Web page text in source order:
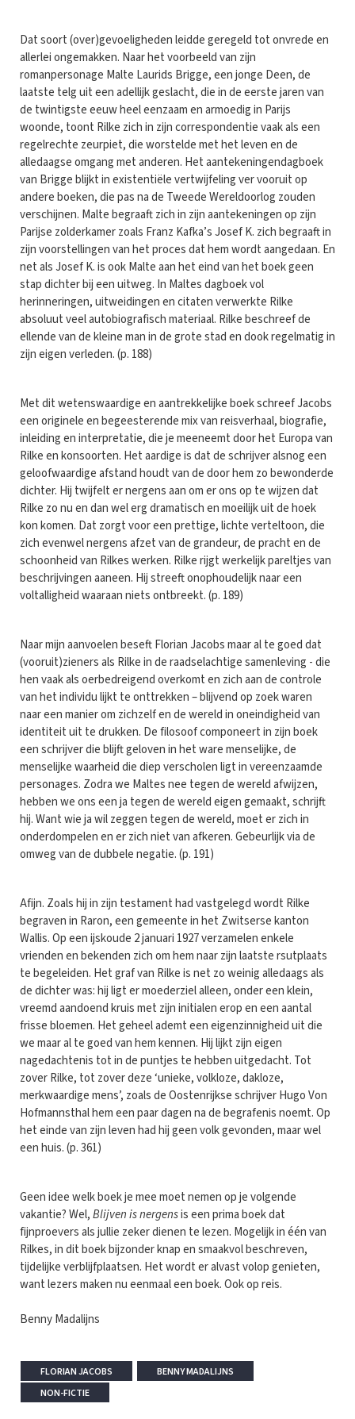
Dat soort (over)gevoeligheden leidde geregeld tot onvrede en
allerlei ongemakken. Naar het voorbeeld van zijn
romanpersonage Malte Laurids Brigge, een jonge Deen, de
laatste telg uit een adellijk geslacht, die in de eerste jaren van
de twintigste eeuw heel eenzaam en armoedig in Parijs
woonde, toont Rilke zich in zijn correspondentie vaak als een
regelrechte zeurpiet, die worstelde met het leven en de
alledaagse omgang met anderen. Het aantekeningendagboek
van Brigge blijkt in existentiële vertwijfeling ver vooruit op
andere boeken, die pas na de Tweede Wereldoorlog zouden
verschijnen. Malte begraaft zich in zijn aantekeningen op zijn
Parijse zolderkamer zoals Franz Kafka’s Josef K. zich begraaft in
zijn voorstellingen van het proces dat hem wordt aangedaan. En
net als Josef K. is ook Malte aan het eind van het boek geen
stap dichter bij een uitweg. In Maltes dagboek vol
herinneringen, uitweidingen en citaten verwerkte Rilke
absoluut veel autobiografisch materiaal. Rilke beschreef de
ellende van de kleine man in de grote stad en dook regelmatig in
zijn eigen verleden. (p. 188)
Met dit wetenswaardige en aantrekkelijke boek schreef Jacobs
een originele en begeesterende mix van reisverhaal, biografie,
inleiding en interpretatie, die je meeneemt door het Europa van
Rilke en konsoorten. Het aardige is dat de schrijver alsnog een
geloofwaardige afstand houdt van de door hem zo bewonderde
dichter. Hij twijfelt er nergens aan om er ons op te wijzen dat
Rilke zo nu en dan wel erg dramatisch en moeilijk uit de hoek
kon komen. Dat zorgt voor een prettige, lichte verteltoon, die
zich evenwel nergens afzet van de grandeur, de pracht en de
schoonheid van Rilkes werken. Rilke rijgt werkelijk pareltjes van
beschrijvingen aaneen. Hij streeft onophoudelijk naar een
voltalligheid waaraan niets ontbreekt. (p. 189)
Naar mijn aanvoelen beseft Florian Jacobs maar al te goed dat
(vooruit)zieners als Rilke in de raadselachtige samenleving - die
hen vaak als oerbedreigend overkomt en zich aan de controle
van het individu lijkt te onttrekken – blijvend op zoek waren
naar een manier om zichzelf en de wereld in oneindigheid van
identiteit uit te drukken. De filosoof componeert in zijn boek
een schrijver die blijft geloven in het ware menselijke, de
menselijke waarheid die diep verscholen ligt in vereenzaamde
personages. Zodra we Maltes nee tegen de wereld afwijzen,
hebben we ons een ja tegen de wereld eigen gemaakt, schrijft
hij. Want wie ja wil zeggen tegen de wereld, moet er zich in
onderdompelen en er zich niet van afkeren. Gebeurlijk via de
omweg van de dubbele negatie. (p. 191)
Afijn. Zoals hij in zijn testament had vastgelegd wordt Rilke
begraven in Raron, een gemeente in het Zwitserse kanton
Wallis. Op een ijskoude 2 januari 1927 verzamelen enkele
vrienden en bekenden zich om hem naar zijn laatste rsutplaats
te begeleiden. Het graf van Rilke is net zo weinig alledaags als
de dichter was: hij ligt er moederziel alleen, onder een klein,
vreemd aandoend kruis met zijn initialen erop en een aantal
frisse bloemen. Het geheel ademt een eigenzinnigheid uit die
we maar al te goed van hem kennen. Hij lijkt zijn eigen
nagedachtenis tot in de puntjes te hebben uitgedacht. Tot
zover Rilke, tot zover deze ‘unieke, volkloze, dakloze,
merkwaardige mens’, zoals de Oostenrijkse schrijver Hugo Von
Hofmannsthal hem een paar dagen na de begrafenis noemt. Op
het einde van zijn leven had hij geen volk gevonden, maar wel
een huis. (p. 361)
Geen idee welk boek je mee moet nemen op je volgende
vakantie? Wel,Blijven is nergensis een prima boek dat
fijnproevers als jullie zeker dienen te lezen. Mogelijk in één van
Rilkes, in dit boek bijzonder knap en smaakvol beschreven,
tijdelijke verblijfplaatsen. Het wordt er alvast volop genieten,
want lezers maken nu eenmaal een boek. Ook op reis.
Benny Madalijns
FLORIAN JACOBS
BENNY MADALIJNS
NON-FICTIE